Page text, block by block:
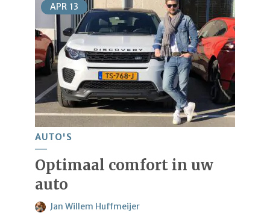
APR 13
AUTO'S
Optimaal comfort in uw
auto
Jan Willem Huffmeijer